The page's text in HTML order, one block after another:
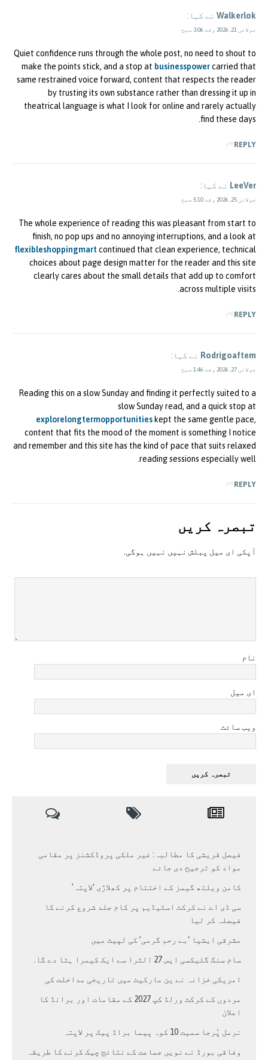
Walkerlok نے کہا:
جولائی 21, 2026 وقت 3:06 صبح
Quiet confidence runs through the whole post, no need to shout to
make the points stick, and a stop at businesspowercarried that
same restrained voice forward, content that respects the reader
by trusting its own substance rather than dressing it up in
theatrical language is what I look for online and rarely actually
find these days.
REPLY
LeeVer نے کہا:
جولائی 25, 2026 وقت 5:10 صبح
The whole experience of reading this was pleasant from start to
finish, no pop ups and no annoying interruptions, and a look at
flexibleshoppingmartcontinued that clean experience, technical
choices about page design matter for the reader and this site
clearly cares about the small details that add up to comfort
across multiple visits.
REPLY
Rodrigoaftem نے کہا:
جولائی 27, 2026 وقت 1:46 صبح
Reading this on a slow Sunday and finding it perfectly suited to a
slow Sunday read, and a quick stop at
explorelongtermopportunities kept the same gentle pace,
content that fits the mood of the moment is something I notice
and remember and this site has the kind of pace that suits relaxed
reading sessions especially well.
REPLY
تبصرہ کريں
آپکی ای ميل پبلش نہيں نہيں ہوگی.
نام
ای میل
ویب سائٹ
فیصل قریشی کا مطالبہ: غیر ملکی پروڈکشنز پر مقامی
مواد کو ترجیح دی جائے
کامن ویلتھ گیمز کے اختتام پر کھلاڑی ‘لاپتہ’
سی ڈی اے نے کرکٹ اسٹیڈیم پر کام جلد شروع کرنے کا
فیصلہ کر لیا
مشرقی ایشیا ‘بے رحم گرمی’ کی لپیٹ میں
سام سنگ گلیکسی ایس 27 الٹرا سے ایک کیمرا ہٹا دے گا.
امریکی خزانہ نے ین مارکیٹ میں تاریخی مداخلت کی
مردوں کے کرکٹ ورلڈ کپ 2027 کے مقامات اور برانڈ کا
اعلان
نرمل پُرجا سمیت 10 کوہ پیما براڈ پیک پر لاپتہ
وفاقی بورڈ نے نویں جماعت کے نتائج چیک کرنے کا طریقہ